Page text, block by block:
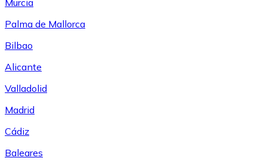
Palma de Mallorca
Bilbao
Alicante
Valladolid
Madrid
Cádiz
Baleares